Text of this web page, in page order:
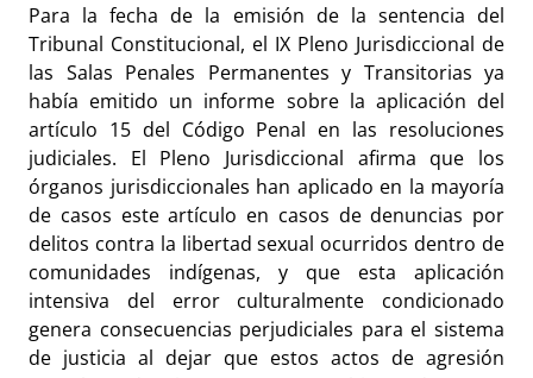
Para la fecha de la emisión de la sentencia del
Tribunal Constitucional, el IX Pleno Jurisdiccional de
las Salas Penales Permanentes y Transitorias ya
había emitido un informe sobre la aplicación del
artículo 15 del Código Penal en las resoluciones
judiciales. El Pleno Jurisdiccional afirma que los
órganos jurisdiccionales han aplicado en la mayoría
de casos este artículo en casos de denuncias por
delitos contra la libertad sexual ocurridos dentro de
comunidades indígenas, y que esta aplicación
intensiva del error culturalmente condicionado
genera consecuencias perjudiciales para el sistema
de justicia al dejar que estos actos de agresión